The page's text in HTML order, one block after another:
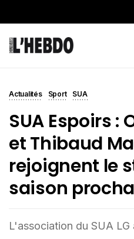
Actualités Sport SUA
SUA Espoirs :
et Thibaud
rejoignent le
saison
L'association du SUA